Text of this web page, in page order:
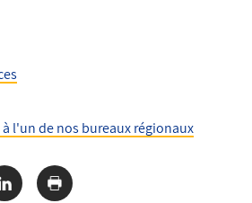
l'un de nos bureaux régionaux